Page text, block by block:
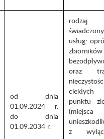
od dnia
01.09.2024 r.
do dnia
01.09.2034 r.
rodzaj
usług:
zbiorników
oraz
punktu
(miejsca
z